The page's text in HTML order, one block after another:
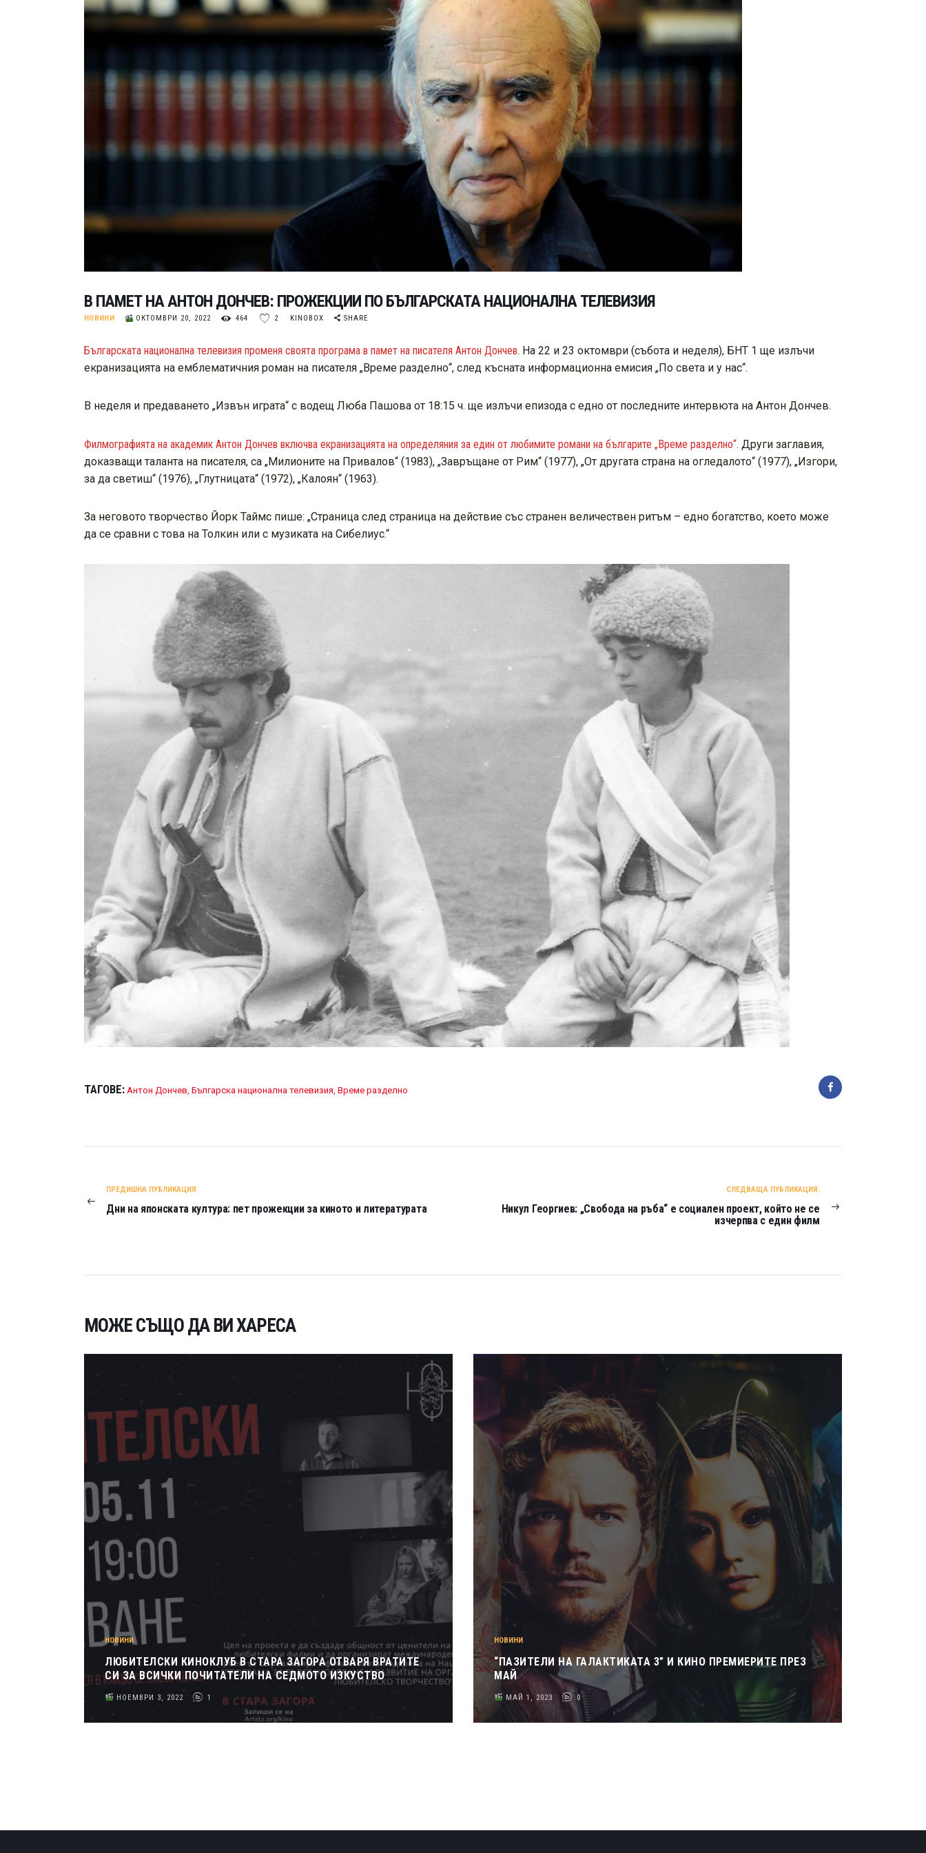
В ПАМЕТ НА АНТОН ДОНЧЕВ: ПРОЖЕКЦИИ ПО БЪЛГАРСКАТА НАЦИОНАЛНА ТЕЛЕВИЗИЯ
НОВИНИ ОКТОМВРИ 20, 2022 464 2 KINOBOX SHARE
Българската национална телевизия променя своята програма в памет на писателя Антон Дончев. На 22 и 23 октомври (събота и неделя), БНТ 1 ще излъчи
екранизацията на емблематичния роман на писателя „Време разделно“, след късната информационна емисия „По света и у нас“.
В неделя и предаването „Извън играта“ с водещ Люба Пашова от 18:15 ч. ще излъчи епизода с едно от последните интервюта на Антон Дончев.
Филмографията на академик Антон Дончев включва екранизацията на определяния за един от любимите романи на българите „Време разделно“. Други заглавия,
доказващи таланта на писателя, са „Милионите на Привалов“ (1983), „Завръщане от Рим“ (1977), „От другата страна на огледалото“ (1977), „Изгори,
за да светиш“ (1976), „Глутницата“ (1972), „Калоян“ (1963).
За неговото творчество Йорк Таймс пише: „Страница след страница на действие със странен величествен ритъм – едно богатство, което може
да се сравни с това на Толкин или с музиката на Сибелиус.“
ТАГОВЕ: Антон Дончев, Българска национална телевизия, Време разделно
ПРЕДИШНА ПУБЛИКАЦИЯ
Дни на японската култура: пет прожекции за киното и литературата
СЛЕДВАЩА ПУБЛИКАЦИЯ:
Никул Георгиев: „Свобода на ръба“ е социален проект, който не се
изчерпва с един филм
МОЖЕ СЪЩО ДА ВИ ХАРЕСА
НОВИНИ
ЛЮБИТЕЛСКИ КИНОКЛУБ В СТАРА ЗАГОРА ОТВАРЯ ВРАТИТЕ
СИ ЗА ВСИЧКИ ПОЧИТАТЕЛИ НА СЕДМОТО ИЗКУСТВО
НОЕМВРИ 3, 2022 1
НОВИНИ
“ПАЗИТЕЛИ НА ГАЛАКТИКАТА 3” И КИНО ПРЕМИЕРИТЕ ПРЕЗ
МАЙ
МАЙ 1, 2023 0